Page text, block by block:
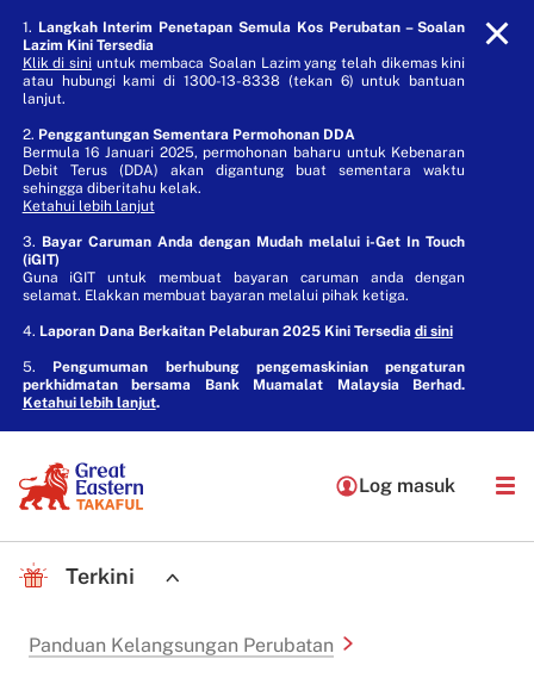
1. Langkah Interim Penetapan Semula Kos Perubatan – Soalan
Lazim Kini Tersedia
Klik di sini untuk membaca Soalan Lazim yang telah dikemas kini
atau hubungi kami di 1300-13-8338 (tekan 6) untuk bantuan
lanjut.
2. Penggantungan Sementara Permohonan DDA
Bermula 16 Januari 2025, permohonan baharu untuk Kebenaran
Debit Terus (DDA) akan digantung buat sementara waktu
sehingga diberitahu kelak.
Ketahui lebih lanjut
3. Bayar Caruman Anda dengan Mudah melalui i-Get In Touch
(iGIT)
Guna iGIT untuk membuat bayaran caruman anda dengan
selamat. Elakkan membuat bayaran melalui pihak ketiga.
4. Laporan Dana Berkaitan Pelaburan 2025 Kini Tersedia di sini
5. Pengumuman berhubung pengemaskinian pengaturan
perkhidmatan bersama Bank Muamalat Malaysia Berhad.
Ketahui lebih lanjut.
Log masuk
Terkini
Panduan Kelangsungan Perubatan